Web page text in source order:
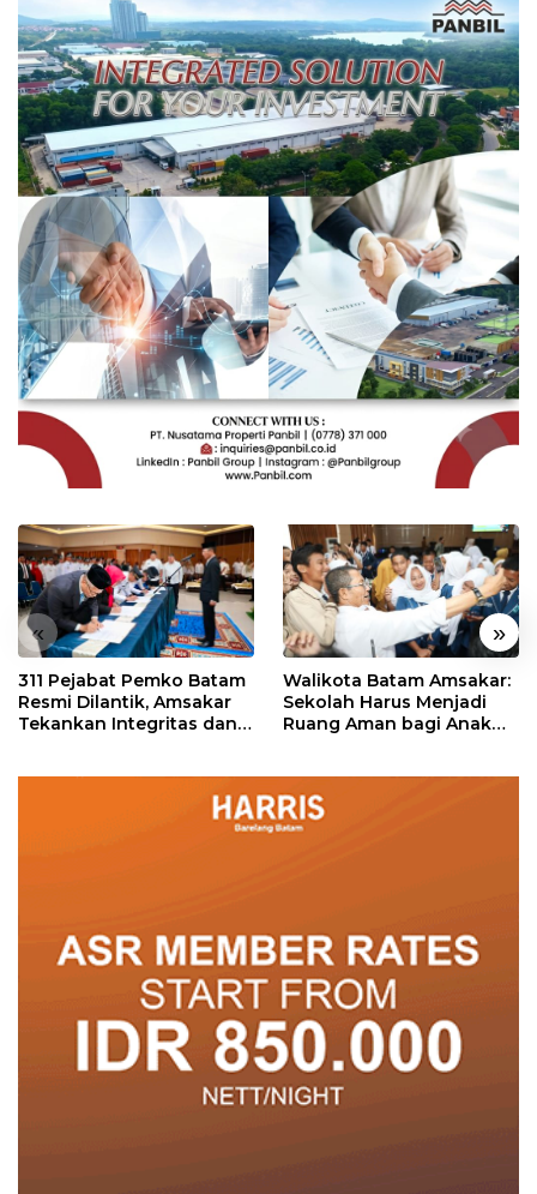
« »
311 Pejabat Pemko Batam
Resmi Dilantik, Amsakar
Tekankan Integritas dan
Walikota Batam Amsakar:
Sekolah Harus Menjadi
Ruang Aman bagi Anak